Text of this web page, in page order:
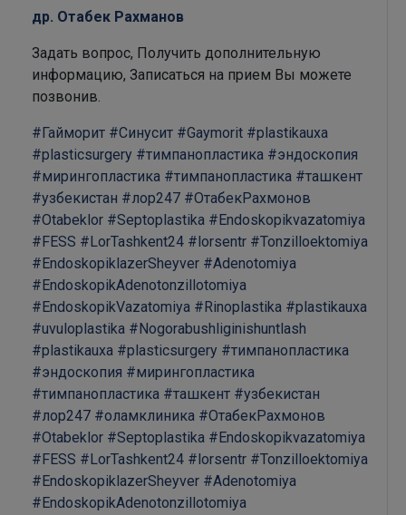
др. Отабек Рахманов
Задать вопрос, Получить дополнительную
информацию, Записаться на прием Вы можете
позвонив.
#Гайморит #Синусит #Gaymorit #plastikauxa
#plasticsurgery #тимпанопластика #эндоскопия
#мирингопластика #тимпанопластика #ташкент
#узбекистан #лор247 #ОтабекРахмонов
#Otabeklor #Septoplastika #Endoskopikvazatomiya
#FESS #LorTashkent24 #lorsentr #Tonzilloektomiya
#EndoskopiklazerSheyver #Adenotomiya
#EndoskopikAdenotonzillotomiya
#EndoskopikVazatomiya #Rinoplastika #plastikauxa
#uvuloplastika #Nogorabushliginishuntlash
#plastikauxa #plasticsurgery #тимпанопластика
#эндоскопия #мирингопластика
#тимпанопластика #ташкент #узбекистан
#лор247 #оламклиника #ОтабекРахмонов
#Otabeklor #Septoplastika #Endoskopikvazatomiya
#FESS #LorTashkent24 #lorsentr #Tonzilloektomiya
#EndoskopiklazerSheyver #Adenotomiya
#EndoskopikAdenotonzillotomiya